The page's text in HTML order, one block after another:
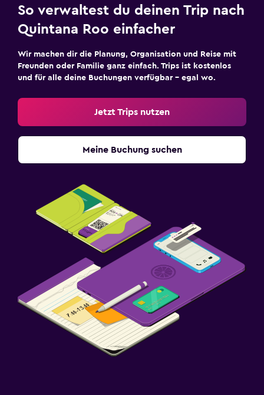
So verwaltest du deinen Trip nach
Quintana Roo einfacher
Wir machen dir die Planung, Organisation und Reise mit
Freunden oder Familie ganz einfach. Trips ist kostenlos
und für alle deine Buchungen verfügbar – egal wo.
Jetzt Trips nutzen
Meine Buchung suchen